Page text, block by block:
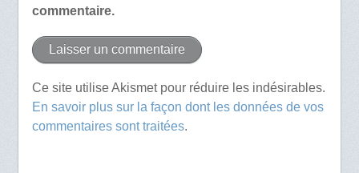
commentaire.
Ce site utilise Akismet pour réduire les indésirables.
En savoir plus sur la façon dont les données de vos
commentaires sont traitées.